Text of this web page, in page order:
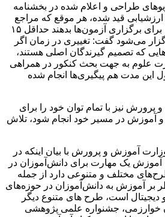
طراحی و اعلام شده در بخشنامه
قید شده، هر موقع که مراجع
ذی‌صلاح مجوزهای لازم را برای برگزاری آزمون‌ها بدهند حداقل ۱۵
می‌شود گفت: تغییری در زمان‌ اگر
که تصمیم گیرندگان اصلی هستند،
علوم به جهت بحث کنکور در همراهی
این مدت هم پیگیری‌ها انجام شده
نیز با تمام توان خود را برای
و آموزش در مسیر خود انجام شود، تلاش
آموزش و پرورش با بیان اینکه در
یک مهارت برای دانش‌آموزان در
مختلف و متنوعی دارد از جمله
بر آموزش به دانش‌آموزان در حوزه‌های
است‌، طرح های متنوع دیگر
خوارزمی، جشنواره علمی پژوهشی